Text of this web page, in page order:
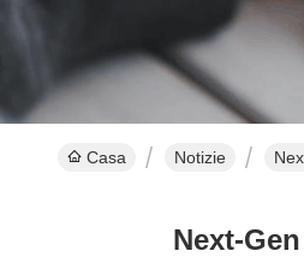
Casa Notizie
Next-